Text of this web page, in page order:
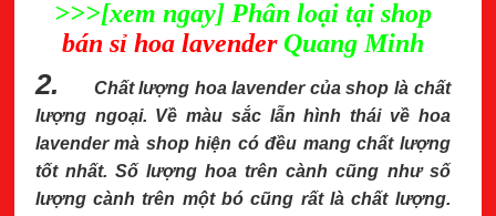
>>>[xem ngay] Phân loại tại shop
bán sỉ hoa lavenderQuang Minh
2.
Chất lượng hoa lavender của shop là chất
lượng ngoại. Về màu sắc lẫn hình thái về hoa
lavender mà shop hiện có đều mang chất lượng
tốt nhất. Số lượng hoa trên cành cũng như số
lượng cành trên một bó cũng rất là chất lượng.